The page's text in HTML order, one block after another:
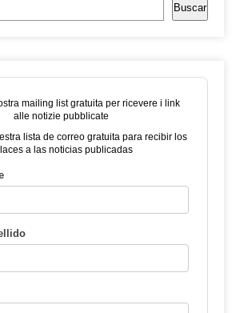
Buscar
mailing list gratuita per ricevere i link
alle notizie pubblicate
lista de correo gratuita para recibir los
a las noticias publicadas